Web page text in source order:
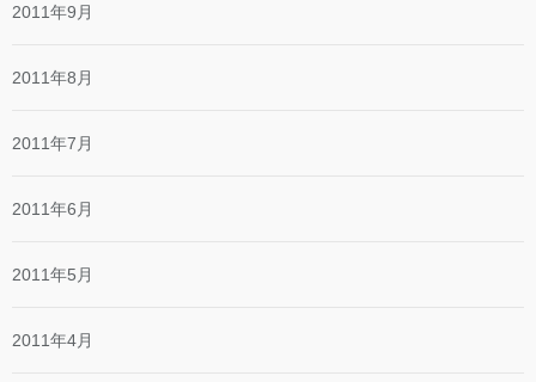
2011年9月
2011年8月
2011年7月
2011年6月
2011年5月
2011年4月